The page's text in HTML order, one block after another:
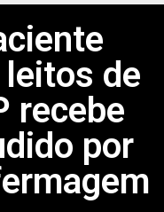
de
recebe
por